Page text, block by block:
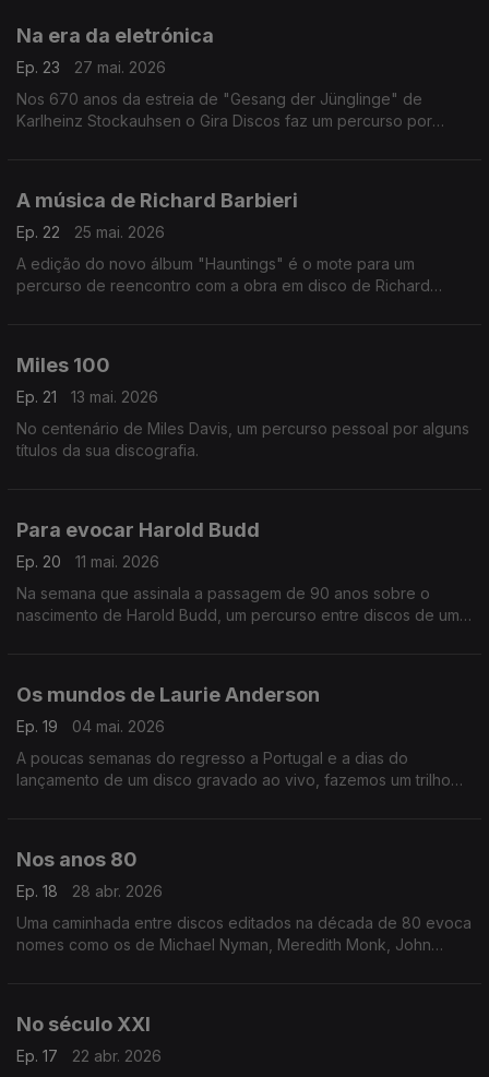
Na era da eletrónica
Ep. 23
27 mai. 2026
Nos 670 anos da estreia de "Gesang der Jünglinge" de
Karlheinz Stockauhsen o Gira Discos faz um percurso por
A música de Richard Barbieri
Ep. 22
25 mai. 2026
A edição do novo álbum "Hauntings" é o mote para um
percurso de reencontro com a obra em disco de Richard
Miles 100
Ep. 21
13 mai. 2026
No centenário de Miles Davis, um percurso pessoal por alguns
títulos da sua discografia.
Para evocar Harold Budd
Ep. 20
11 mai. 2026
Na semana que assinala a passagem de 90 anos sobre o
nascimento de Harold Budd, um percurso entre discos de um
Os mundos de Laurie Anderson
Ep. 19
04 mai. 2026
A poucas semanas do regresso a Portugal e a dias do
lançamento de um disco gravado ao vivo, fazemos um trilho
Nos anos 80
Ep. 18
28 abr. 2026
Uma caminhada entre discos editados na década de 80 evoca
nomes como os de Michael Nyman, Meredith Monk, John
No século XXI
Ep. 17
22 abr. 2026